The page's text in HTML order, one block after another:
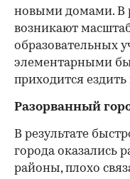
новыми домами. В
возникают
образовательных
элементарными
приходится
Разорванный
В результате
города оказались
районы, плохо